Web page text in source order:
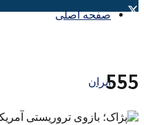
صفحه اصلی
ایران555